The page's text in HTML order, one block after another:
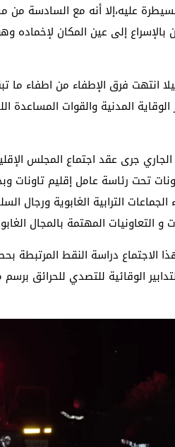
عليه،إلا أنه مع السادسة من
بالإسراع إلى عين المكان
انتهت فرق الإطفاء من اطفاء ما
الوقاية المدنية والقوات
جرى عقد اجتماع المجلس
تحت رئاسة عامل إقليم تاونات
الجماعات الترابية الغابوية ورجال
التعاونيات المهتمة بالمجال
دراسة النقط المرتبطة